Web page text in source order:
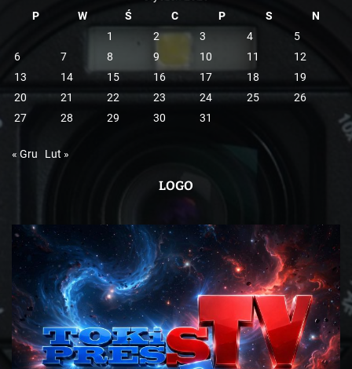
P
W Ś C P S
N
1
2 3 4
5
6
7 8 9 10 11
12
13
14 15 16 17 18
19
20
21 22 23 24 25
26
27
28 29 30 31
« Gru Lut »
LOGO